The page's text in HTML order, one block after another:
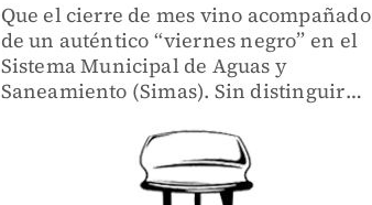
Que el cierre de mes vino acompañado
de un auténtico “viernes negro” en el
Sistema Municipal de Aguas y
Saneamiento (Simas). Sin distinguir
anduvo suelta y las filas en la oficina de
Recursos Humanos parecieron